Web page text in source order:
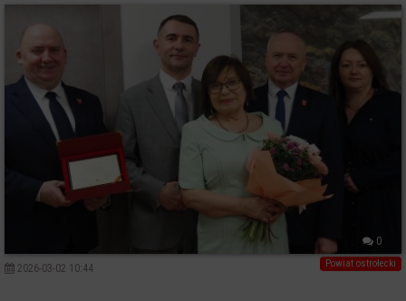
0
Powiat ostrołecki
2026-03-02 10:44